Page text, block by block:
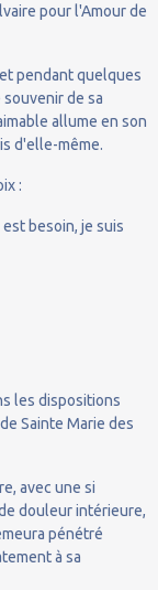
pour l'Amour de
pendant quelques
de sa
allume en son
d'elle-même.
:
besoin, je suis
les dispositions
Sainte Marie des
avec une si
douleur intérieure,
pénétré
à sa